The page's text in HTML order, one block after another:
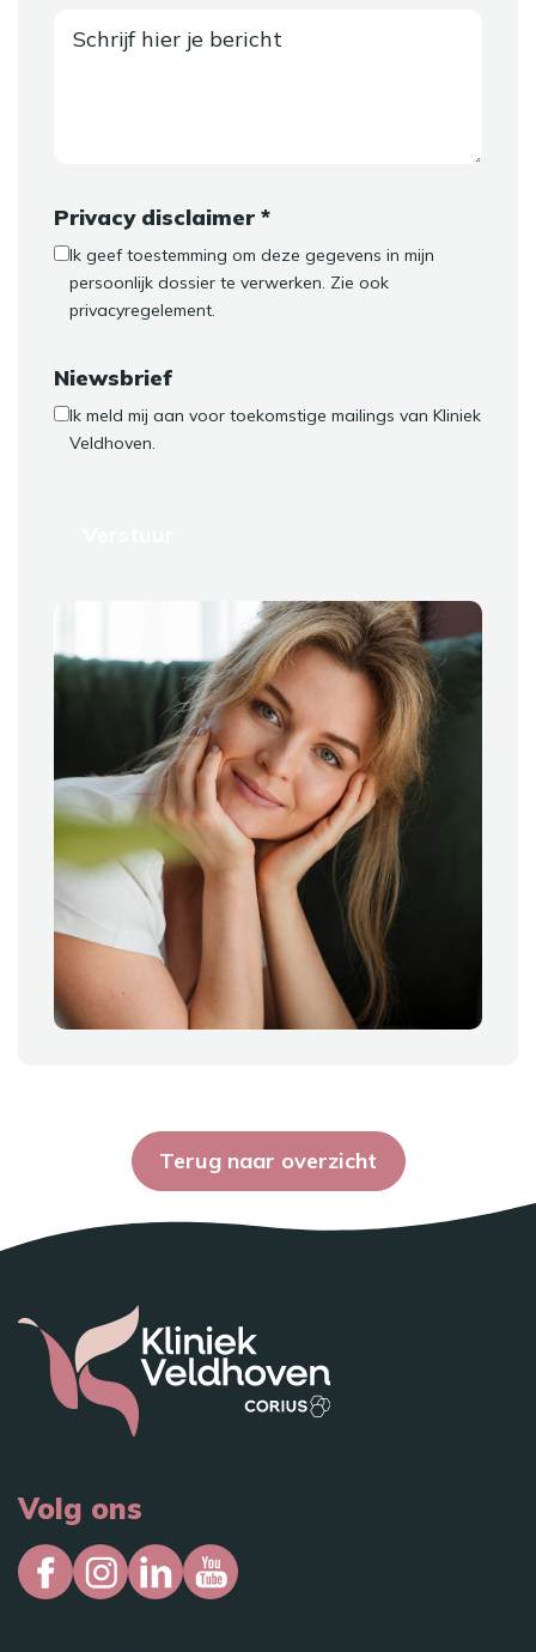
Privacy disclaimer *
Ik geef toestemming om deze gegevens in mijn
persoonlijk dossier te verwerken. Zie ook
privacyregelement.
Niewsbrief
Ik meld mij aan voor toekomstige mailings van Kliniek
Veldhoven.
Terug naar overzicht
Volg ons